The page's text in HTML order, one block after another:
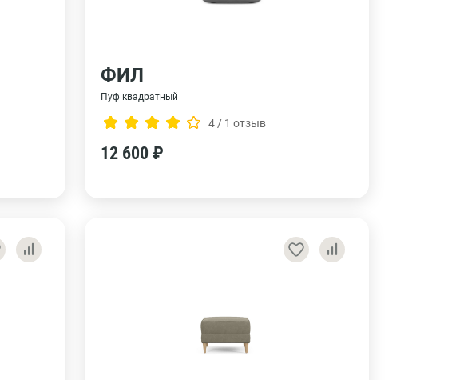
ФИЛ
Пуф квадратный
4 / 1 отзыв
12 600 ₽